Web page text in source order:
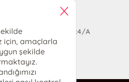
Kitabevi
Sineması Girişi No:4/A
için, amaçlarla
şekilde